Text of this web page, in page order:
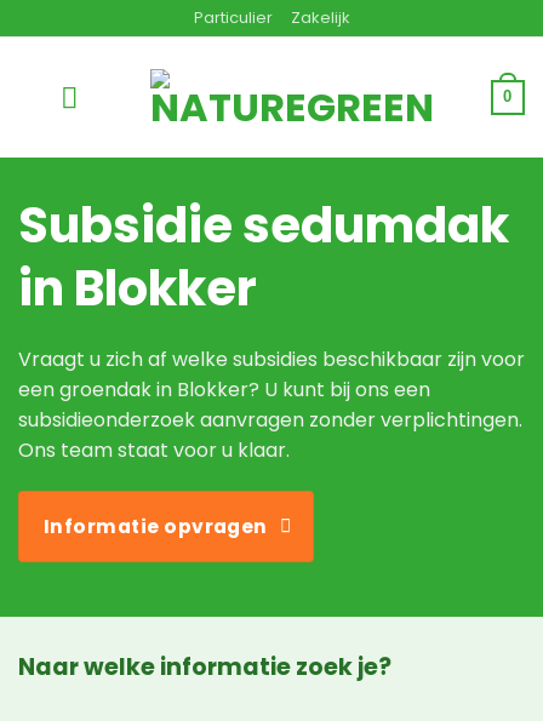
naar
Particulier Zakelijk
0
Subsidie sedumdak
in Blokker
Vraagt u zich af welke subsidies beschikbaar zijn voor
een groendak in Blokker? U kunt bij ons een
subsidieonderzoek aanvragen zonder verplichtingen.
Ons team staat voor u klaar.
Informatie opvragen
Naar welke informatie zoek je?